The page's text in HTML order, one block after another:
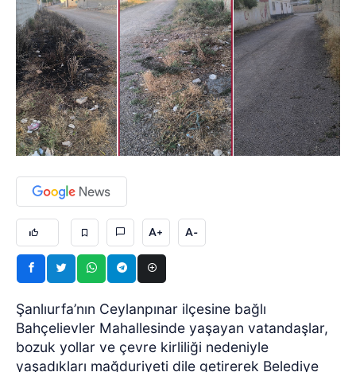
A+ A-
Şanlıurfa’nın Ceylanpınar ilçesine bağlı
Bahçelievler Mahallesinde yaşayan vatandaşlar,
bozuk yollar ve çevre kirliliği nedeniyle
yaşadıkları mağduriyeti dile getirerek Belediye